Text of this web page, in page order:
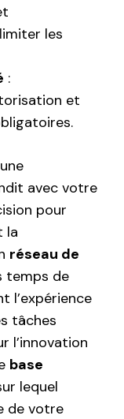
les
:
et
avec votre
pour
la
réseau de
temps de
l’expérience
tâches
l’innovation
base
lequel
de votre